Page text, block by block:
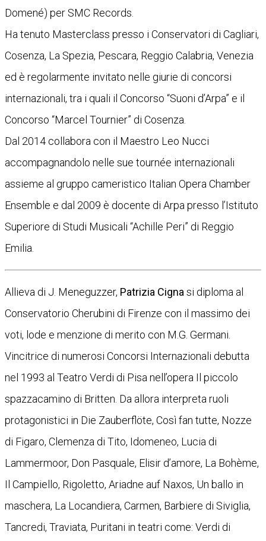
Domené) per SMC Records.
Ha tenuto Masterclass presso i Conservatori di Cagliari,
Cosenza, La Spezia, Pescara, Reggio Calabria, Venezia
ed è regolarmente invitato nelle giurie di concorsi
internazionali, tra i quali il Concorso “Suoni d’Arpa” e il
Concorso “Marcel Tournier” di Cosenza.
Dal 2014 collabora con il Maestro Leo Nucci
accompagnandolo nelle sue tournée internazionali
assieme al gruppo cameristico Italian Opera Chamber
Ensemble e dal 2009 è docente di Arpa presso l’Istituto
Superiore di Studi Musicali “Achille Peri” di Reggio
Emilia.
Allieva di J. Meneguzzer, Patrizia Cigna si diploma al
Conservatorio Cherubini di Firenze con il massimo dei
voti, lode e menzione di merito con M.G. Germani.
Vincitrice di numerosi Concorsi Internazionali debutta
nel 1993 al Teatro Verdi di Pisa nell’opera Il piccolo
spazzacamino di Britten. Da allora interpreta ruoli
protagonistici in Die Zauberflöte, Così fan tutte, Nozze
di Figaro, Clemenza di Tito, Idomeneo, Lucia di
Lammermoor, Don Pasquale, Elisir d’amore, La Bohème,
Il Campiello, Rigoletto, Ariadne auf Naxos, Un ballo in
maschera, La Locandiera, Carmen, Barbiere di Siviglia,
Tancredi, Traviata, Puritani in teatri come: Verdi di